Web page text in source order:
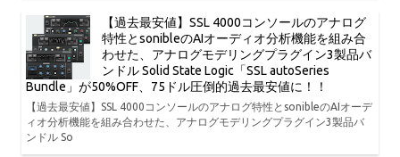
【過去最安値】SSL 4000コンソールのアナログ
特性とsonibleのAIオーディオ分析機能を組み合
わせた、アナログモデリングプラグイン3製品バ
ンドル Solid State Logic「SSL autoSeries
Bundle」が50%OFF、75ドル圧倒的過去最安値に！！
【過去最安値】SSL 4000コンソールのアナログ特性とsonibleのAIオーデ
ィオ分析機能を組み合わせた、アナログモデリングプラグイン3製品バ
ンドル So